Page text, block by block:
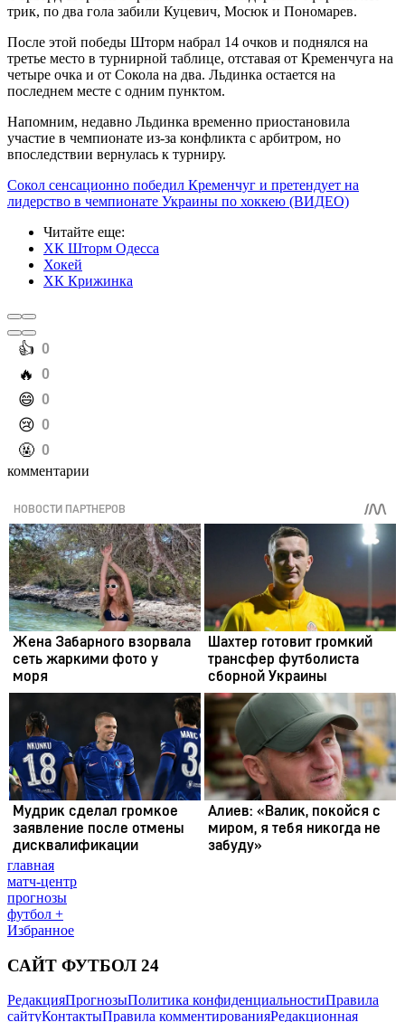
трик, по два гола забили Куцевич, Мосюк и Пономарев.
После этой победы Шторм набрал 14 очков и поднялся на
третье место в турнирной таблице, отставая от Кременчуга на
четыре очка и от Сокола на два. Льдинка остается на
последнем месте с одним пунктом.
Напомним, недавно Льдинка временно приостановила
участие в чемпионате из-за конфликта с арбитром, но
впоследствии вернулась к турниру.
Сокол сенсационно победил Кременчуг и претендует на
лидерство в чемпионате Украины по хоккею (ВИДЕО)
Читайте еще:
ХК Шторм Одесса
Хокей
ХК Крижинка
️👍 0
️🔥 0
️😄 0
️😢 0
️🤬 0
комментарии
главная
матч-центр
прогнозы
футбол +
Избранное
САЙТ ФУТБОЛ 24
РедакцияПрогнозыПолитика конфиденциальностиПравила
сайтуКонтактыПравила комментированияРедакционная